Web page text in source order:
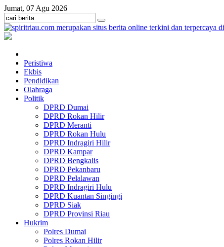
Jumat, 07 Agu 2026
Peristiwa
Ekbis
Pendidikan
Olahraga
Politik
DPRD Dumai
DPRD Rokan Hilir
DPRD Meranti
DPRD Rokan Hulu
DPRD Indragiri Hilir
DPRD Kampar
DPRD Bengkalis
DPRD Pekanbaru
DPRD Pelalawan
DPRD Indragiri Hulu
DPRD Kuantan Singingi
DPRD Siak
DPRD Provinsi Riau
Hukrim
Polres Dumai
Polres Rokan Hilir